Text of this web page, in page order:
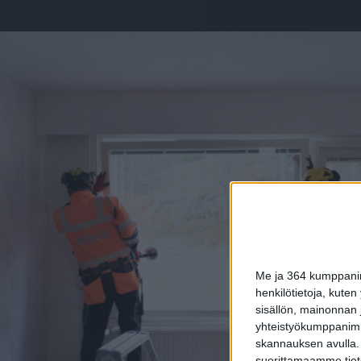
Me ja 364
henkilötietoja,
sisällön,
skannauksen